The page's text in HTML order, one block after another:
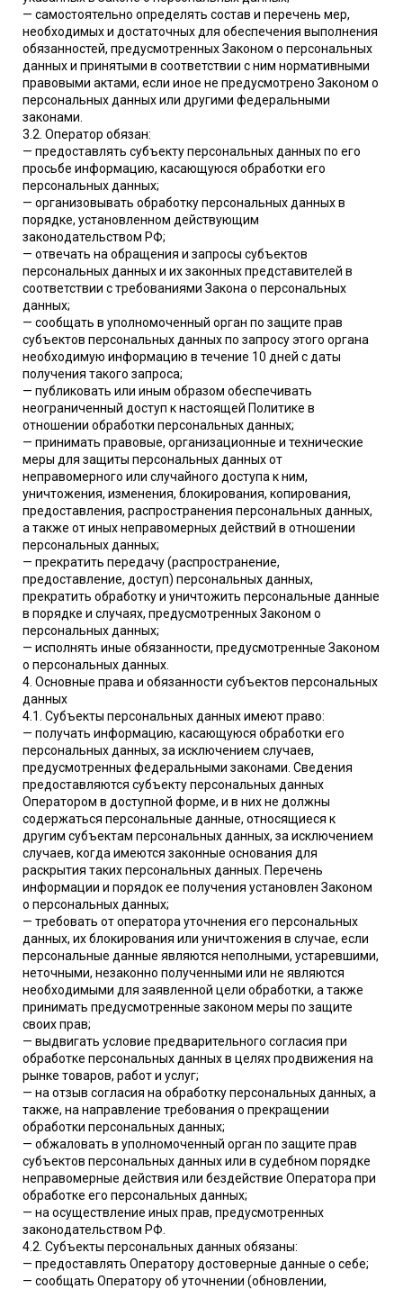
— самостоятельно определять состав и перечень мер,
необходимых и достаточных для обеспечения выполнения
обязанностей, предусмотренных Законом о персональных
данных и принятыми в соответствии с ним нормативными
правовыми актами, если иное не предусмотрено Законом о
персональных данных или другими федеральными
законами.
3.2. Оператор обязан:
— предоставлять субъекту персональных данных по его
просьбе информацию, касающуюся обработки его
персональных данных;
— организовывать обработку персональных данных в
порядке, установленном действующим
законодательством РФ;
— отвечать на обращения и запросы субъектов
персональных данных и их законных представителей в
соответствии с требованиями Закона о персональных
данных;
— сообщать в уполномоченный орган по защите прав
субъектов персональных данных по запросу этого органа
необходимую информацию в течение 10 дней с даты
получения такого запроса;
— публиковать или иным образом обеспечивать
неограниченный доступ к настоящей Политике в
отношении обработки персональных данных;
— принимать правовые, организационные и технические
меры для защиты персональных данных от
неправомерного или случайного доступа к ним,
уничтожения, изменения, блокирования, копирования,
предоставления, распространения персональных данных,
а также от иных неправомерных действий в отношении
персональных данных;
— прекратить передачу (распространение,
предоставление, доступ) персональных данных,
прекратить обработку и уничтожить персональные данные
в порядке и случаях, предусмотренных Законом о
персональных данных;
— исполнять иные обязанности, предусмотренные Законом
о персональных данных.
4. Основные права и обязанности субъектов персональных
данных
4.1. Субъекты персональных данных имеют право:
— получать информацию, касающуюся обработки его
персональных данных, за исключением случаев,
предусмотренных федеральными законами. Сведения
предоставляются субъекту персональных данных
Оператором в доступной форме, и в них не должны
содержаться персональные данные, относящиеся к
другим субъектам персональных данных, за исключением
случаев, когда имеются законные основания для
раскрытия таких персональных данных. Перечень
информации и порядок ее получения установлен Законом
о персональных данных;
— требовать от оператора уточнения его персональных
данных, их блокирования или уничтожения в случае, если
персональные данные являются неполными, устаревшими,
неточными, незаконно полученными или не являются
необходимыми для заявленной цели обработки, а также
принимать предусмотренные законом меры по защите
своих прав;
— выдвигать условие предварительного согласия при
обработке персональных данных в целях продвижения на
рынке товаров, работ и услуг;
— на отзыв согласия на обработку персональных данных, а
также, на направление требования о прекращении
обработки персональных данных;
— обжаловать в уполномоченный орган по защите прав
субъектов персональных данных или в судебном порядке
неправомерные действия или бездействие Оператора при
обработке его персональных данных;
— на осуществление иных прав, предусмотренных
законодательством РФ.
4.2. Субъекты персональных данных обязаны:
— предоставлять Оператору достоверные данные о себе;
— сообщать Оператору об уточнении (обновлении,